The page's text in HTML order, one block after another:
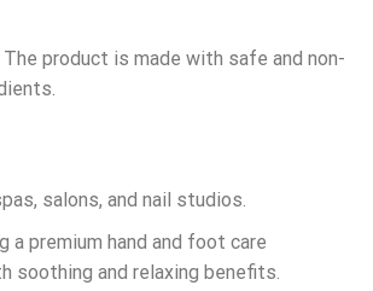
The product is made with safe and non-
salons, and nail studios.
a premium hand and foot care
soothing and relaxing benefits.